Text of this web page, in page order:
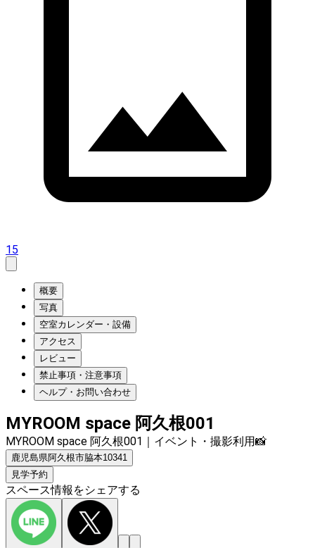
15
概要
写真
空室カレンダー・設備
アクセス
レビュー
禁止事項・注意事項
ヘルプ・お問い合わせ
MYROOM space 阿久根001
MYROOM space 阿久根001｜イベント・撮影利用📸
鹿児島県阿久根市脇本10341
見学予約
スペース情報をシェアする